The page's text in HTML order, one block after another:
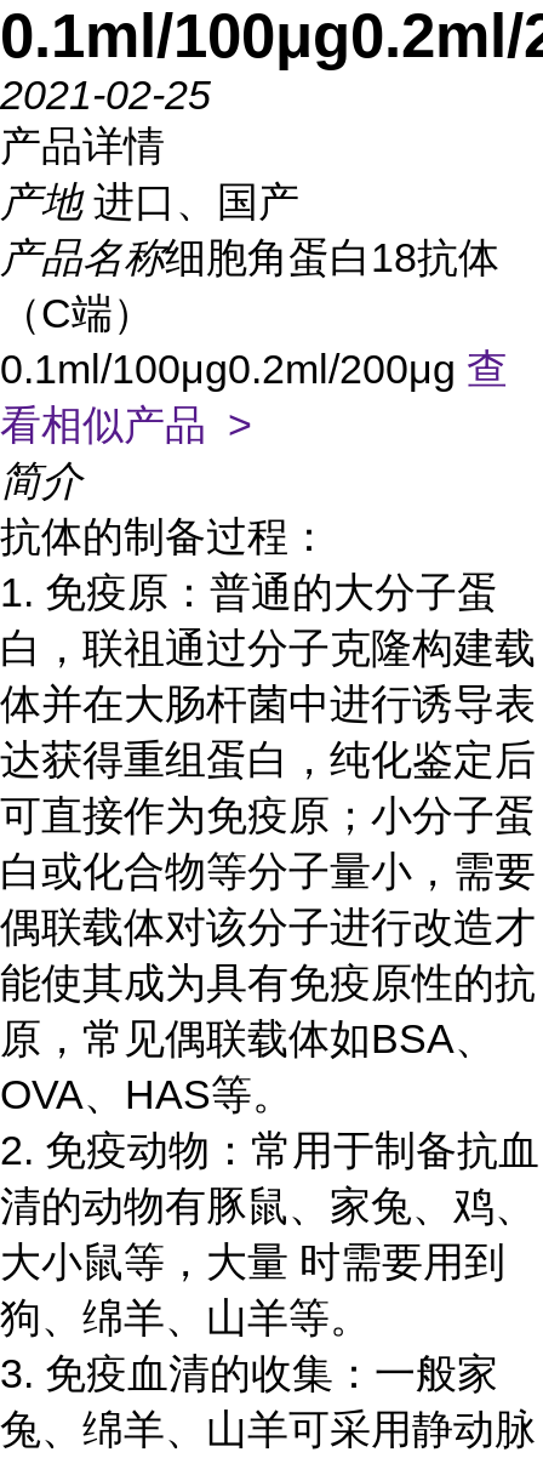
0.1ml/100μg0.2ml/
2021-02-25
产品详情
产地 进口、国产
产品名称细胞角蛋白18抗体
（C端）
0.1ml/100μg0.2ml/200μg 查
看相似产品 >
简介
抗体的制备过程：
1. 免疫原：普通的大分子蛋
白，联祖通过分子克隆构建载
体并在大肠杆菌中进行诱导表
达获得重组蛋白，纯化鉴定后
可直接作为免疫原；小分子蛋
白或化合物等分子量小，需要
偶联载体对该分子进行改造才
能使其成为具有免疫原性的抗
原，常见偶联载体如BSA、
OVA、HAS等。
2. 免疫动物：常用于制备抗血
清的动物有豚鼠、家兔、鸡、
大小鼠等，大量 时需要用到
狗、绵羊、山羊等。
3. 免疫血清的收集：一般家
兔、绵羊、山羊可采用静动脉